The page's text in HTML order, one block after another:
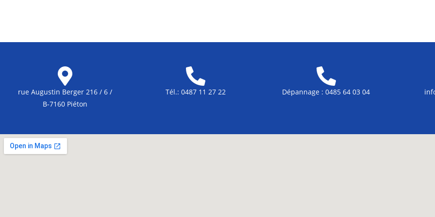
rue Augustin Berger 216 / 6 /
B-7160 Piéton
Tél.: 0487 11 27 22 Dépannage : 0485 64 03 04